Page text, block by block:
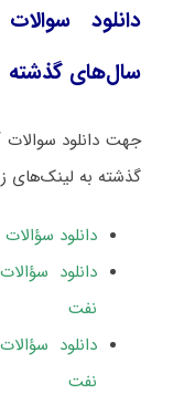
دانلود
سال‌های گذشته
جهت دانلود
گذشته به لینک‌های
دانلود سؤالات آزمون
نفت
نفت